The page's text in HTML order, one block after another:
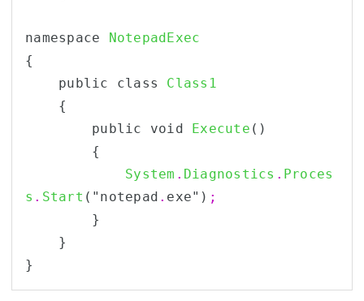
namespace NotepadExec
{
    public class
Class1
        public void
Execute ()
System . Diagnostics . Proces
s . Start ("notepad . exe") ;